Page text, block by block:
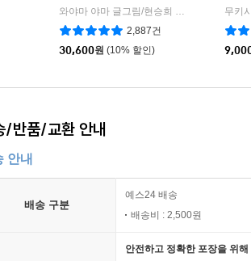
와야마 야마 글그림/현승희 역
문학동네
2,887건
30,600원 (10% 할인)
무키
/반품/교환 안내
안내
배송 구분
예스24 배송
배송비 : 2,500원
안전하고 정확한 포장을 위